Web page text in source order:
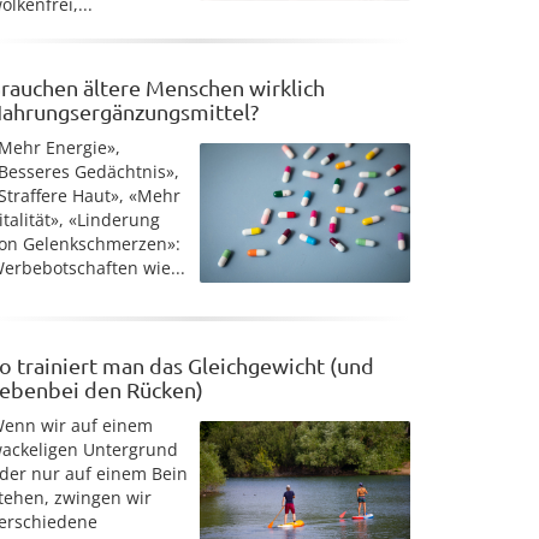
ältere Menschen wirklich
Energie»,
Gedächtnis»,
Haut», «Mehr
«Linderung
Gelenkschmerzen»:
wie...
trainiert man das Gleichgewicht (und
den Rücken)
wir auf einem
Untergrund
nur auf einem Bein
zwingen wir